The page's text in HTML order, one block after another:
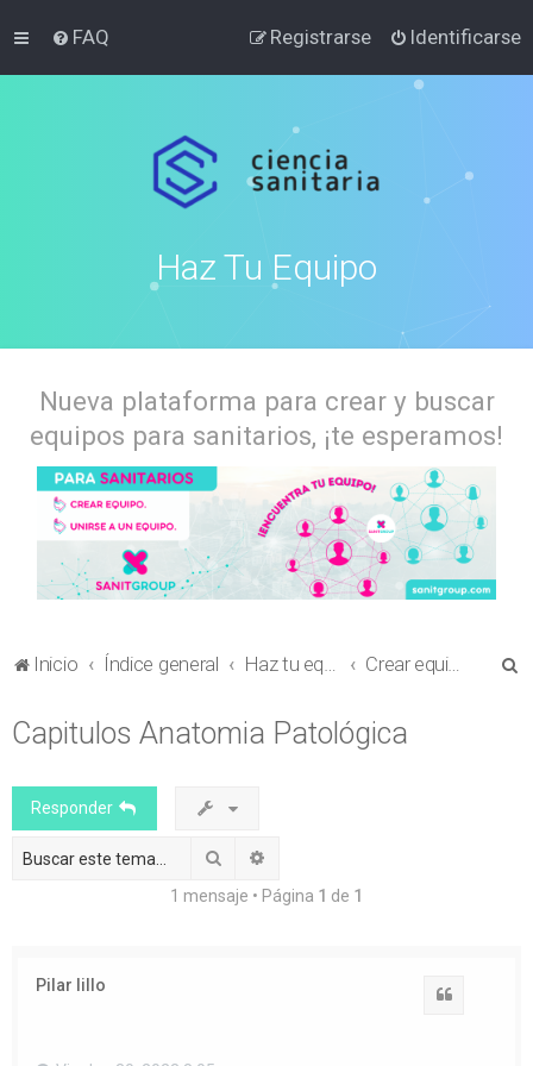
FAQ Identificarse
Registrarse
Haz Tu Equipo
Nueva plataforma para crear y buscar
equipos para sanitarios, ¡te esperamos!
Inicio Índice general Haz tu equipo Crear equipo para envío de comunicaciones al Congreso en Ciencia Sanitaria
Capitulos Anatomia Patológica
Responder
Buscar
1 mensaje • Página 1 de 1
Pilar lillo